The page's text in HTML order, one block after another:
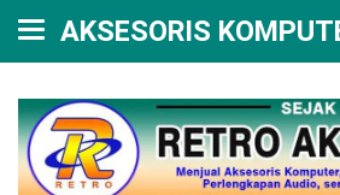
AKSESORIS